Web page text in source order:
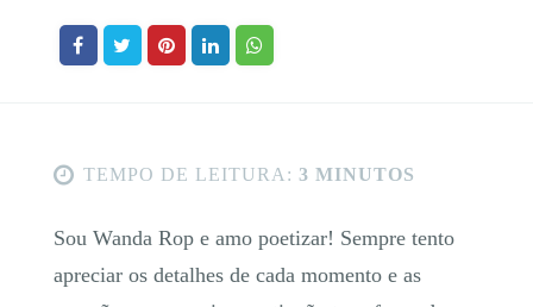
TEMPO DE LEITURA: 3 MINUTOS
Sou Wanda Rop e amo poetizar! Sempre tento
apreciar os detalhes de cada momento e as